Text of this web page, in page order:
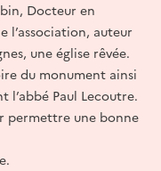
Docteur en
l’association, auteur
une église rêvée.
du monument ainsi
l’abbé Paul Lecoutre.
permettre une bonne